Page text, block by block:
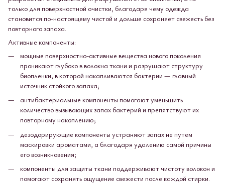
только для поверхностной очистки, благодаря чему одежда
становится по-настоящему чистой и дольше сохраняет свежесть без
повторного запаха.
Активные компоненты:
мощные поверхностно-активные вещества нового поколения
проникают глубоко в волокна ткани и разрушают структуру
биопленки, в которой накапливаются бактерии — главный
источник стойкого запаха;
антибактериальные компоненты помогают уменьшить
количество вызывающих запах бактерий и препятствуют их
повторному накоплению;
дезодорирующие компоненты устраняют запах не путем
маскировки ароматами, а благодаря удалению самой причины
его возникновения;
компоненты для защиты ткани поддерживают чистоту волокон и
помогают сохранять ощущение свежести после каждой стирки.